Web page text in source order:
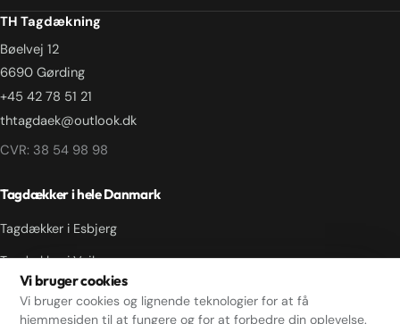
TH Tagdækning
Bøelvej 12
6690 Gørding
+45 42 78 51 21
thtagdaek@outlook.dk
CVR: 38 54 98 98
Tagdækker i hele Danmark
Tagdækker i Esbjerg
Tagdækker i Vejle
Tagdækker i Odense
Vi bruger cookies
Vi bruger cookies og lignende teknologier for at få
hjemmesiden til at fungere og for at forbedre din oplevelse.